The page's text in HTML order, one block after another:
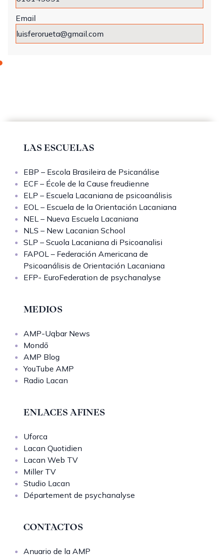
Email
LAS ESCUELAS
EBP – Escola Brasileira de Psicanálise
ECF – École de la Cause freudienne
ELP – Escuela Lacaniana de psicoanálisis
EOL – Escuela de la Orientación Lacaniana
NEL – Nueva Escuela Lacaniana
NLS – New Lacanian School
SLP – Scuola Lacaniana di Psicoanalisi
FAPOL – Federación Americana de
Psicoanálisis de Orientación Lacaniana
EFP- EuroFederation de psychanalyse
MEDIOS
AMP-Uqbar News
Mondō
AMP Blog
YouTube AMP
Radio Lacan
ENLACES AFINES
Uforca
Lacan Quotidien
Lacan Web TV
Miller TV
Studio Lacan
Département de psychanalyse
CONTACTOS
Anuario de la AMP